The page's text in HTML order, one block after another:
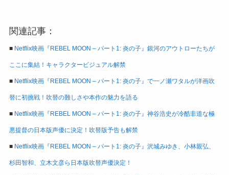
関連記事：
■ Netflix映画『REBEL MOON – パート1: 炎の子』銀河のアウトローたちが
ここに集結！キャラクタービジュアル解禁
■ Netflix映画『REBEL MOON – パート1: 炎の子』で一ノ瀬ワタルが洋画吹
替に初挑戦！吹替の難しさや本作の魅力を語る
■ Netflix映画『REBEL MOON – パート1: 炎の子』神谷浩史が冷酷非道な極
悪提督の日本版声優に決定！吹替版予告も解禁
■ Netflix映画『REBEL MOON – パート1: 炎の子』沢城みゆき、小林親弘、
杉田智和、立木文彦ら日本版吹替声優決定！